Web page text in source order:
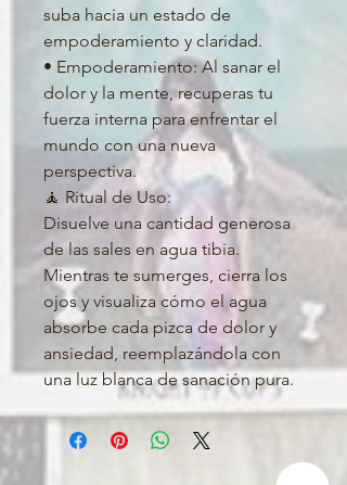
suba hacia un estado de
empoderamiento y claridad.
• Empoderamiento: Al sanar el
dolor y la mente, recuperas tu
fuerza interna para enfrentar el
mundo con una nueva
perspectiva.
🧘 Ritual de Uso:
Disuelve una cantidad generosa
de las sales en agua tibia.
Mientras te sumerges, cierra los
ojos y visualiza cómo el agua
absorbe cada pizca de dolor y
ansiedad, reemplazándola con
una luz blanca de sanación pura.